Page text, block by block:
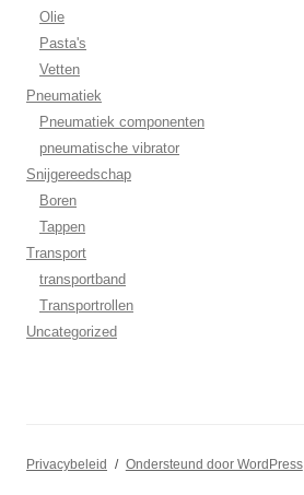
Olie
Pasta's
Vetten
Pneumatiek
Pneumatiek componenten
pneumatische vibrator
Snijgereedschap
Boren
Tappen
Transport
transportband
Transportrollen
Uncategorized
Privacybeleid Ondersteund door WordPress